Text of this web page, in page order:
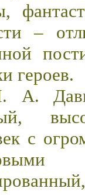
–
героев.
А.
с